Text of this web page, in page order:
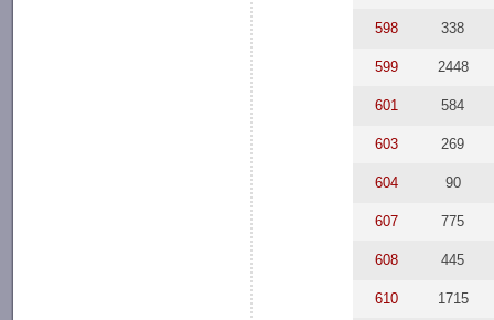
598 338
599 2448
601 584
603 269
604 90
607 775
608 445
610 1715